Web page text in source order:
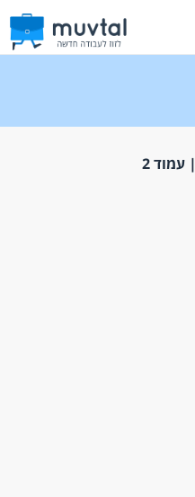
| עמוד 2